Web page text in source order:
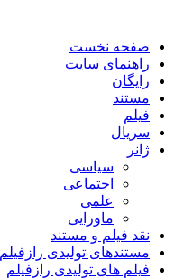
صفحه نخست
راهنمای سایت
رایگان
مستند
فیلم
سریال
ژانر
سیاسی
اجتماعی
علمی
ماورایی
نقد فیلم و مستند
مستندهای تولیدی رازفیلم
فیلم های تولیدی رازفیلم